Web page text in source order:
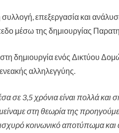
συλλογή, επεξεργασία και
μέσω της δημιουργίας
στη δημιουργία ενός Δικτύου
αλληλεγγύης.
σε 3,5 χρόνια είναι πολλά και
στη θεωρία της
κοινωνικό αποτύπωμα και